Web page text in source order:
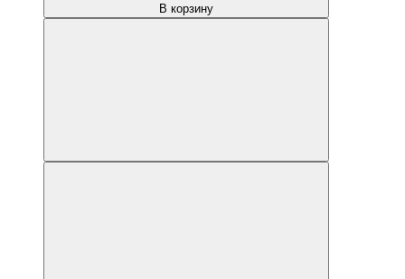
В корзину